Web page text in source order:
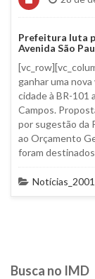
Prefeitura luta
Avenida São
ganhar uma
cidade à BR-101
Campos.
por sugestão da
ao Orçamento
foram
Notícias_2001
Busca no IMD